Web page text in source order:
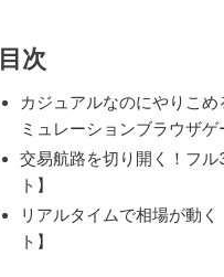
目次
カジュアルなのにやりこ
ミュレーションブラウザゲ
交易航路を切り開く！フ
ト】
リアルタイムで相場が動
ト】